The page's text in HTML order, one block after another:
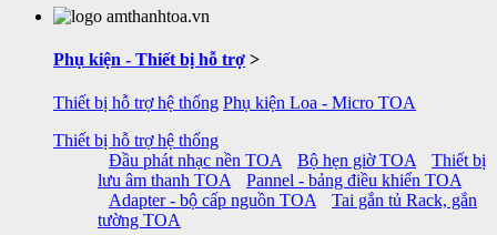
Phụ kiện - Thiết bị hỗ trợ >
Thiết bị hỗ trợ hệ thống Phụ kiện Loa - Micro TOA
Thiết bị hỗ trợ hệ thống
Đầu phát nhạc nền TOA
Bộ hẹn giờ TOA
Thiết bị
lưu âm thanh TOA
Pannel - bảng điều khiển TOA
Adapter - bộ cấp nguồn TOA
Tai gắn tủ Rack, gắn
tường TOA